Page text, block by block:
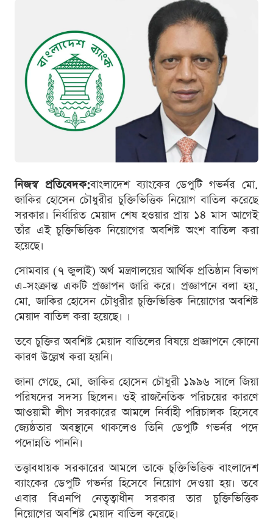
নিজস্ব প্রতিবেদক:বাংলাদেশ ব্যাংকের ডেপুটি গভর্নর মো.
জাকির হোসেন চৌধুরীর চুক্তিভিত্তিক নিয়োগ বাতিল করেছে
সরকার। নির্ধারিত মেয়াদ শেষ হওয়ার প্রায় ১৪ মাস আগেই
তাঁর এই চুক্তিভিত্তিক নিয়োগের অবশিষ্ট অংশ বাতিল করা
হয়েছে।
সোমবার (৭ জুলাই) অর্থ মন্ত্রণালয়ের আর্থিক প্রতিষ্ঠান বিভাগ
এ-সংক্রান্ত একটি প্রজ্ঞাপন জারি করে। প্রজ্ঞাপনে বলা হয়,
মো. জাকির হোসেন চৌধুরীর চুক্তিভিত্তিক নিয়োগের অবশিষ্ট
মেয়াদ বাতিল করা হয়েছে। ।
তবে চুক্তির অবশিষ্ট মেয়াদ বাতিলের বিষয়ে প্রজ্ঞাপনে কোনো
কারণ উল্লেখ করা হয়নি।
জানা গেছে, মো. জাকির হোসেন চৌধুরী ১৯৯৬ সালে জিয়া
পরিষদের সদস্য ছিলেন। ওই রাজনৈতিক পরিচয়ের কারণে
আওয়ামী লীগ সরকারের আমলে নির্বাহী পরিচালক হিসেবে
জ্যেষ্ঠতার অবস্থানে থাকলেও তিনি ডেপুটি গভর্নর পদে
পদোন্নতি পাননি।
তত্ত্বাবধায়ক সরকারের আমলে তাকে চুক্তিভিত্তিক বাংলাদেশ
ব্যাংকের ডেপুটি গভর্নর হিসেবে নিয়োগ দেওয়া হয়। তবে
এবার বিএনপি নেতৃত্বাধীন সরকার তার চুক্তিভিত্তিক
নিয়োগের অবশিষ্ট মেয়াদ বাতিল করেছে।